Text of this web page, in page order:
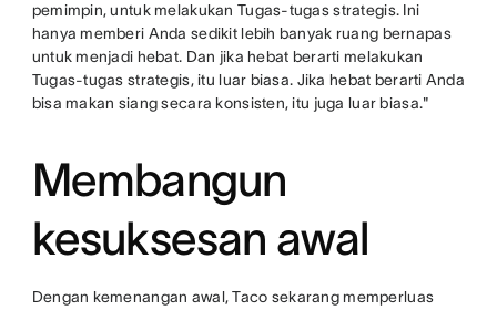
pemimpin, untuk melakukan Tugas-tugas strategis. Ini
hanya memberi Anda sedikit lebih banyak ruang bernapas
untuk menjadi hebat. Dan jika hebat berarti melakukan
Tugas-tugas strategis, itu luar biasa. Jika hebat berarti Anda
bisa makan siang secara konsisten, itu juga luar biasa."
Membangun
kesuksesan awal
Dengan kemenangan awal, Taco sekarang memperluas